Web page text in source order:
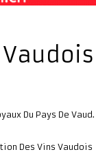
Du Pays De Vaud.
Des Vins Vaudois